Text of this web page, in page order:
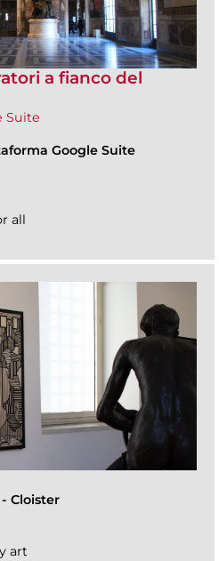
a fianco del
Suite
Google Suite
all
- Cloister
art